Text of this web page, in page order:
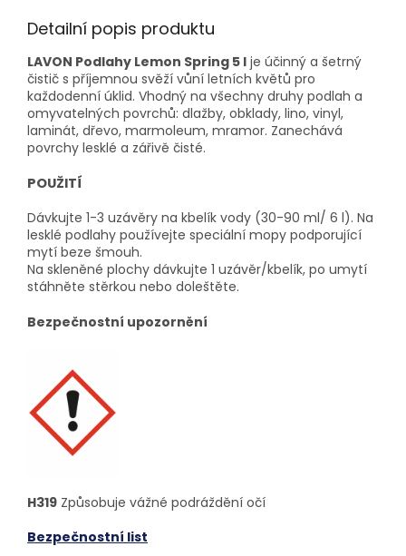
Detailní popis produktu
LAVON Podlahy Lemon Spring 5 l je účinný a šetrný
čistič s příjemnou svěží vůní letních květů pro
každodenní úklid. Vhodný na všechny druhy podlah a
omyvatelných povrchů: dlažby, obklady, lino, vinyl,
laminát, dřevo, marmoleum, mramor. Zanechává
povrchy lesklé a zářivě čisté.
POUŽITÍ
Dávkujte 1-3 uzávěry na kbelík vody (30-90 ml/ 6 l). Na
lesklé podlahy používejte speciální mopy podporující
mytí beze šmouh.
Na skleněné plochy dávkujte 1 uzávěr/kbelík, po umytí
stáhněte stěrkou nebo doleštěte.
Bezpečnostní upozornění
H319 Způsobuje vážné podráždění očí
Bezpečnostní list